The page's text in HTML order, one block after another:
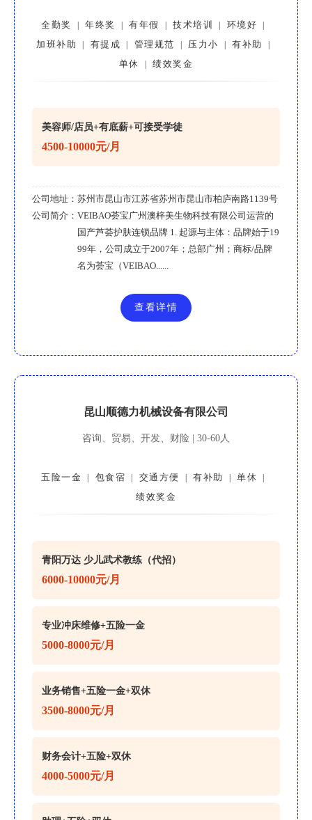
全勤奖 | 年终奖 | 有年假 | 技术培训 | 环境好 |
加班补助 | 有提成 | 管理规范 | 压力小 | 有补助 |
单休 | 绩效奖金
美容师/店员+有底薪+可接受学徒
4500-10000元/月
公司地址： 苏州市昆山市江苏省苏州市昆山市柏庐南路1139号
公司简介： VEIBAO荟宝广州澳梓美生物科技有限公司运营的
国产芦荟护肤连锁品牌 1. 起源与主体：品牌始于19
99年，公司成立于2007年；总部广州；商标/品牌
名为荟宝（VEIBAO......
查看详情
昆山顺德力机械设备有限公司
咨询、贸易、开发、财险 | 30-60人
五险一金 | 包食宿 | 交通方便 | 有补助 | 单休 |
绩效奖金
青阳万达 少儿武术教练（代招）
6000-10000元/月
专业冲床维修+五险一金
5000-8000元/月
业务销售+五险一金+双休
3500-8000元/月
财务会计+五险+双休
4000-5000元/月